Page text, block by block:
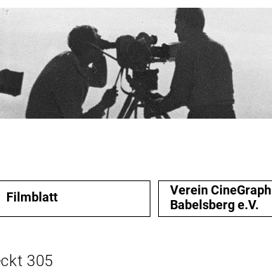
Filmblatt
Verein CineGraph
Babelsberg e.V.
305